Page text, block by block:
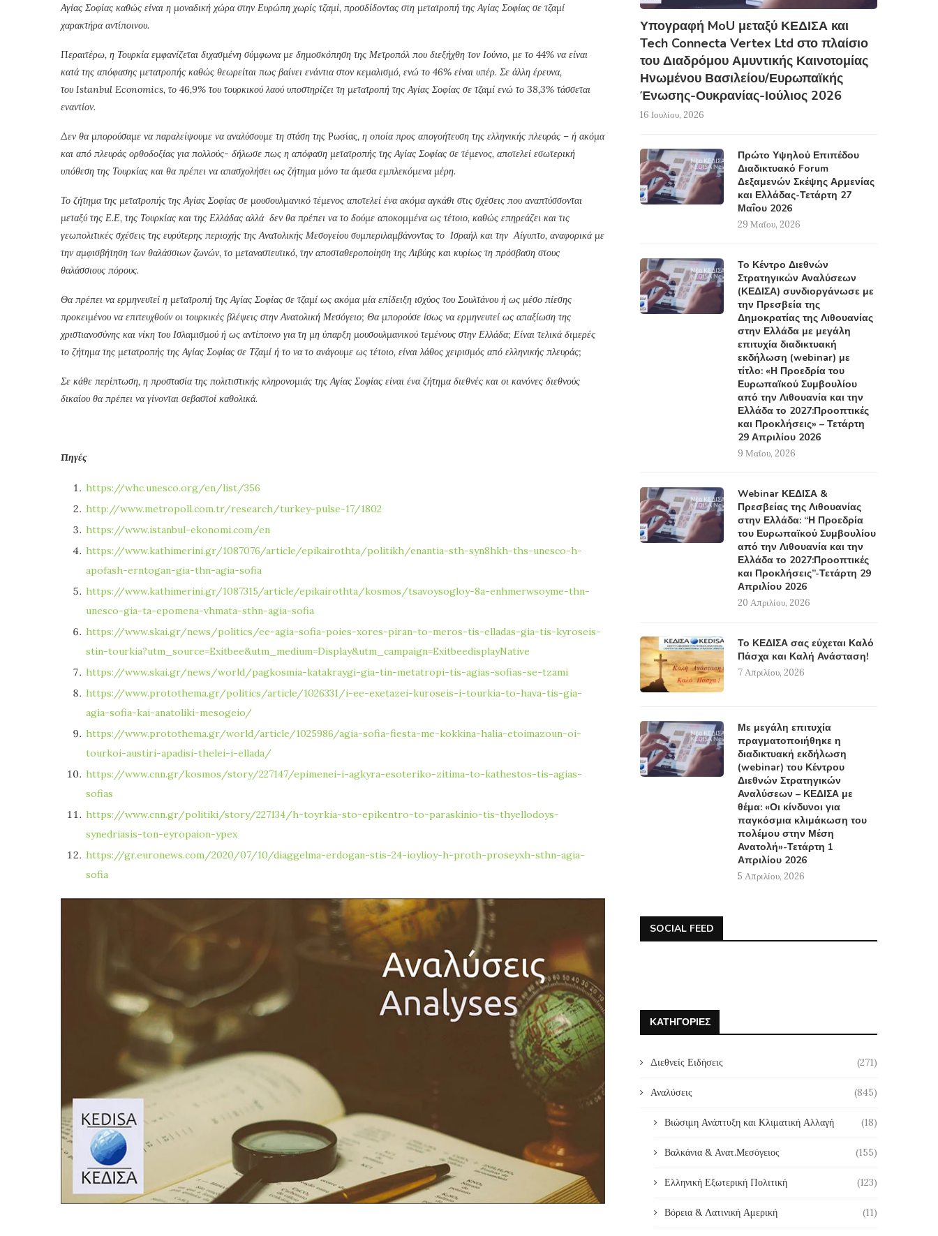
Αγίας Σοφίας καθώς είναι η μοναδική χώρα στην Ευρώπη χωρίς τζαμί, προσδίδοντας στη μετατροπή της Αγίας Σοφίας σε τζαμί
χαρακτήρα αντίποινου.
Περαιτέρω, η Τουρκία εμφανίζεται διχασμένη σύμφωνα με δημοσκόπηση της Μετροπόλ που διεξήχθη τον Ιούνιο, με το 44% να είναι
κατά της απόφασης μετατροπής καθώς θεωρείται πως βαίνει ενάντια στον κεμαλισμό, ενώ το 46% είναι υπέρ. Σε άλλη έρευνα,
του Istanbul Economics, το 46,9% του τουρκικού λαού υποστηρίζει τη μετατροπή της Αγίας Σοφίας σε τζαμί ενώ το 38,3% τάσσεται
εναντίον.
Δεν θα μπορούσαμε να παραλείψουμε να αναλύσουμε τη στάση της Ρωσίας, η οποία προς απογοήτευση της ελληνικής πλευράς – ή ακόμα
και από πλευράς ορθοδοξίας για πολλούς- δήλωσε πως η απόφαση μετατροπής της Αγίας Σοφίας σε τέμενος, αποτελεί εσωτερική
υπόθεση της Τουρκίας και θα πρέπει να απασχολήσει ως ζήτημα μόνο τα άμεσα εμπλεκόμενα μέρη.
Το ζήτημα της μετατροπής της Αγίας Σοφίας σε μουσουλμανικό τέμενος αποτελεί ένα ακόμα αγκάθι στις σχέσεις που αναπτύσσονται
μεταξύ της Ε.Ε, της Τουρκίας και της Ελλάδας αλλά δεν θα πρέπει να το δούμε αποκομμένα ως τέτοιο, καθώς επηρεάζει και τις
γεωπολιτικές σχέσεις της ευρύτερης περιοχής της Ανατολικής Μεσογείου συμπεριλαμβάνοντας το Ισραήλ και την Αίγυπτο, αναφορικά με
την αμφισβήτηση των θαλάσσιων ζωνών, το μεταναστευτικό, την αποσταθεροποίηση της Λιβύης και κυρίως τη πρόσβαση στους
θαλάσσιους πόρους.
Θα πρέπει να ερμηνευτεί η μετατροπή της Αγίας Σοφίας σε τζαμί ως ακόμα μία επίδειξη ισχύος του Σουλτάνου ή ως μέσο πίεσης
προκειμένου να επιτευχθούν οι τουρκικές βλέψεις στην Ανατολική Μεσόγειο; Θα μπορούσε ίσως να ερμηνευτεί ως απαξίωση της
χριστιανοσύνης και νίκη του Ισλαμισμού ή ως αντίποινο για τη μη ύπαρξη μουσουλμανικού τεμένους στην Ελλάδα; Είναι τελικά διμερές
το ζήτημα της μετατροπής της Αγίας Σοφίας σε Τζαμί ή το να το ανάγουμε ως τέτοιο, είναι λάθος χειρισμός από ελληνικής πλευράς;
Σε κάθε περίπτωση, η προστασία της πολιτιστικής κληρονομιάς της Αγίας Σοφίας είναι ένα ζήτημα διεθνές και οι κανόνες διεθνούς
δικαίου θα πρέπει να γίνονται σεβαστοί καθολικά.
Πηγές
https://whc.unesco.org/en/list/356
http://www.metropoll.com.tr/research/turkey-pulse-17/1802
https://www.istanbul-ekonomi.com/en
https://www.kathimerini.gr/1087076/article/epikairothta/politikh/enantia-sth-syn8hkh-ths-unesco-h-
apofash-erntogan-gia-thn-agia-sofia
https://www.kathimerini.gr/1087315/article/epikairothta/kosmos/tsavoysogloy-8a-enhmerwsoyme-thn-
unesco-gia-ta-epomena-vhmata-sthn-agia-sofia
https://www.skai.gr/news/politics/ee-agia-sofia-poies-xores-piran-to-meros-tis-elladas-gia-tis-kyroseis-
stin-tourkia?utm_source=Exitbee&utm_medium=Display&utm_campaign=ExitbeedisplayNative
https://www.skai.gr/news/world/pagkosmia-katakraygi-gia-tin-metatropi-tis-agias-sofias-se-tzami
https://www.protothema.gr/politics/article/1026331/i-ee-exetazei-kuroseis-i-tourkia-to-hava-tis-gia-
agia-sofia-kai-anatoliki-mesogeio/
https://www.protothema.gr/world/article/1025986/agia-sofia-fiesta-me-kokkina-halia-etoimazoun-oi-
tourkoi-austiri-apadisi-thelei-i-ellada/
https://www.cnn.gr/kosmos/story/227147/epimenei-i-agkyra-esoteriko-zitima-to-kathestos-tis-agias-
sofias
https://www.cnn.gr/politiki/story/227134/h-toyrkia-sto-epikentro-to-paraskinio-tis-thyellodoys-
synedriasis-ton-eyropaion-ypex
https://gr.euronews.com/2020/07/10/diaggelma-erdogan-stis-24-ioylioy-h-proth-proseyxh-sthn-agia-
sofia
Υπογραφή MoU μεταξύ ΚΕΔΙΣΑ και
Tech Connecta Vertex Ltd στο πλαίσιο
του Διαδρόμου Αμυντικής Καινοτομίας
Ηνωμένου Βασιλείου/Ευρωπαϊκής
Ένωσης-Ουκρανίας-Ιούλιος 2026
16 Ιουλίου, 2026
Πρώτο Υψηλού Επιπέδου
Διαδικτυακό Forum
Δεξαμενών Σκέψης Αρμενίας
και Ελλάδας-Τετάρτη 27
Μαΐου 2026
29 Μαΐου, 2026
Το Κέντρο Διεθνών
Στρατηγικών Αναλύσεων
(ΚΕΔΙΣΑ) συνδιοργάνωσε με
την Πρεσβεία της
Δημοκρατίας της Λιθουανίας
στην Ελλάδα με μεγάλη
επιτυχία διαδικτυακή
εκδήλωση (webinar) με
τίτλο: «Η Προεδρία του
Ευρωπαϊκού Συμβουλίου
από την Λιθουανία και την
Ελλάδα το 2027:Προοπτικές
και Προκλήσεις» – Τετάρτη
29 Απριλίου 2026
9 Μαΐου, 2026
Webinar ΚΕΔΙΣΑ &
Πρεσβείας της Λιθουανίας
στην Ελλάδα: “Η Προεδρία
του Ευρωπαϊκού Συμβουλίου
από την Λιθουανία και την
Ελλάδα το 2027:Προοπτικές
και Προκλήσεις”-Τετάρτη 29
Απριλίου 2026
20 Απριλίου, 2026
Το ΚΕΔΙΣΑ σας εύχεται Καλό
Πάσχα και Καλή Ανάσταση!
7 Απριλίου, 2026
Με μεγάλη επιτυχία
πραγματοποιήθηκε η
διαδικτυακή εκδήλωση
(webinar) του Κέντρου
Διεθνών Στρατηγικών
Αναλύσεων – ΚΕΔΙΣΑ με
θέμα: «Οι κίνδυνοι για
παγκόσμια κλιμάκωση του
πολέμου στην Μέση
Ανατολή»-Τετάρτη 1
Απριλίου 2026
5 Απριλίου, 2026
SOCIAL FEED
ΚΑΤΗΓΟΡΊΕΣ
Διεθνείς Ειδήσεις (271)
Αναλύσεις (845)
Βιώσιμη Ανάπτυξη και Κλιματική Αλλαγή (18)
Βαλκάνια & Ανατ.Μεσόγειος (155)
Ελληνική Εξωτερική Πολιτική (123)
Βόρεια & Λατινική Αμερική (11)